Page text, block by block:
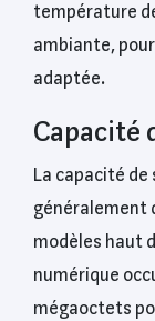
température
ambiante,
adaptée.
Capacité
La capacité
généralement
modèles haut
numérique
mégaoctets